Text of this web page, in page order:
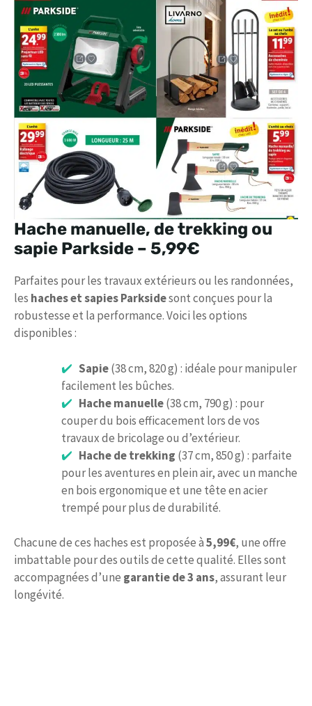
Hache manuelle, de trekking ou
sapie Parkside – 5,99€
Parfaites pour les travaux extérieurs ou les randonnées,
les haches et sapies Parksidesont conçues pour la
robustesse et la performance. Voici les options
disponibles :
Sapie(38 cm, 820 g) : idéale pour manipuler
facilement les bûches.
Hache manuelle(38 cm, 790 g) : pour
couper du bois efficacement lors de vos
travaux de bricolage ou d’extérieur.
Hache de trekking (37 cm, 850 g) : parfaite
pour les aventures en plein air, avec un manche
en bois ergonomique et une tête en acier
trempé pour plus de durabilité.
Chacune de ces haches est proposée à5,99€, une offre
imbattable pour des outils de cette qualité. Elles sont
accompagnées d’une garantie de 3 ans, assurant leur
longévité.